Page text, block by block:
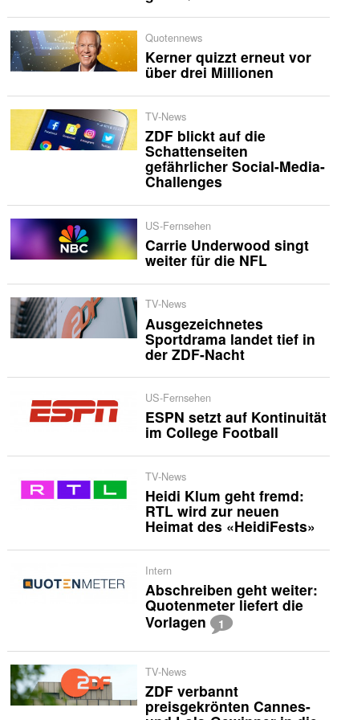
Quotennews
Kerner quizzt erneut vor
über drei Millionen
TV-News
ZDF blickt auf die
Schattenseiten
gefährlicher Social-Media-
Challenges
US-Fernsehen
Carrie Underwood singt
weiter für die NFL
TV-News
Ausgezeichnetes
Sportdrama landet tief in
der ZDF-Nacht
US-Fernsehen
ESPN setzt auf Kontinuität
im College Football
TV-News
Heidi Klum geht fremd:
RTL wird zur neuen
Heimat des «HeidiFests»
Intern
Abschreiben geht weiter:
Quotenmeter liefert die
Vorlagen
1
TV-News
ZDF verbannt
preisgekrönten Cannes-